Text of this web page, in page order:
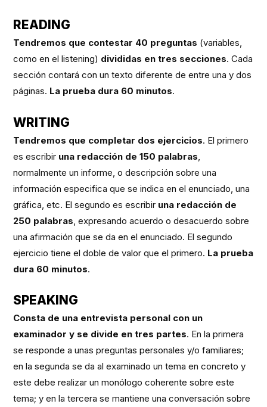
READING
Tendremos que contestar 40 preguntas (variables,
como en el listening) divididas en tres secciones. Cada
sección contará con un texto diferente de entre una y dos
páginas. La prueba dura 60 minutos.
WRITING
Tendremos que completar dos ejercicios. El primero
es escribir una redacción de 150 palabras,
normalmente un informe, o descripción sobre una
información especifica que se indica en el enunciado, una
gráfica, etc. El segundo es escribir una redacción de
250 palabras, expresando acuerdo o desacuerdo sobre
una afirmación que se da en el enunciado. El segundo
ejercicio tiene el doble de valor que el primero. La prueba
dura 60 minutos.
SPEAKING
Consta de una entrevista personal con un
examinador y se divide en tres partes. En la primera
se responde a unas preguntas personales y/o familiares;
en la segunda se da al examinado un tema en concreto y
este debe realizar un monólogo coherente sobre este
tema; y en la tercera se mantiene una conversación sobre